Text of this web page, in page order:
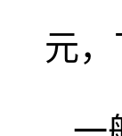
元，